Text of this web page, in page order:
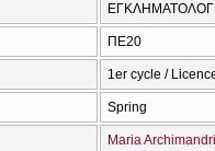
ΠΕ20
1er cycle /
Spring
Maria